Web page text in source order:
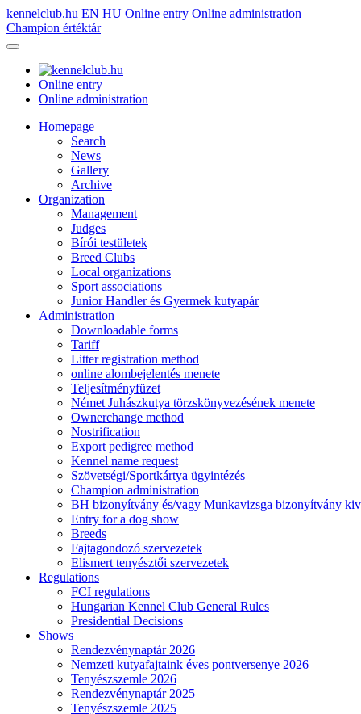
kennelclub.hu EN HU Online entry Online administration
Champion értéktár
Online entry
Online administration
Homepage
Search
News
Gallery
Archive
Organization
Management
Judges
Bírói testületek
Breed Clubs
Local organizations
Sport associations
Junior Handler és Gyermek kutyapár
Administration
Downloadable forms
Tariff
Litter registration method
online alombejelentés menete
Teljesítményfüzet
Német Juhászkutya törzskönyvezésének menete
Ownerchange method
Nostrification
Export pedigree method
Kennel name request
Szövetségi/Sportkártya ügyintézés
Champion administration
BH bizonyítvány és/vagy Munkavizsga bizonyítvány
Entry for a dog show
Breeds
Fajtagondozó szervezetek
Elismert tenyésztői szervezetek
Regulations
FCI regulations
Hungarian Kennel Club General Rules
Presidential Decisions
Shows
Rendezvénynaptár 2026
Nemzeti kutyafajtaink éves pontversenye 2026
Tenyészszemle 2026
Rendezvénynaptár 2025
Tenyészszemle 2025